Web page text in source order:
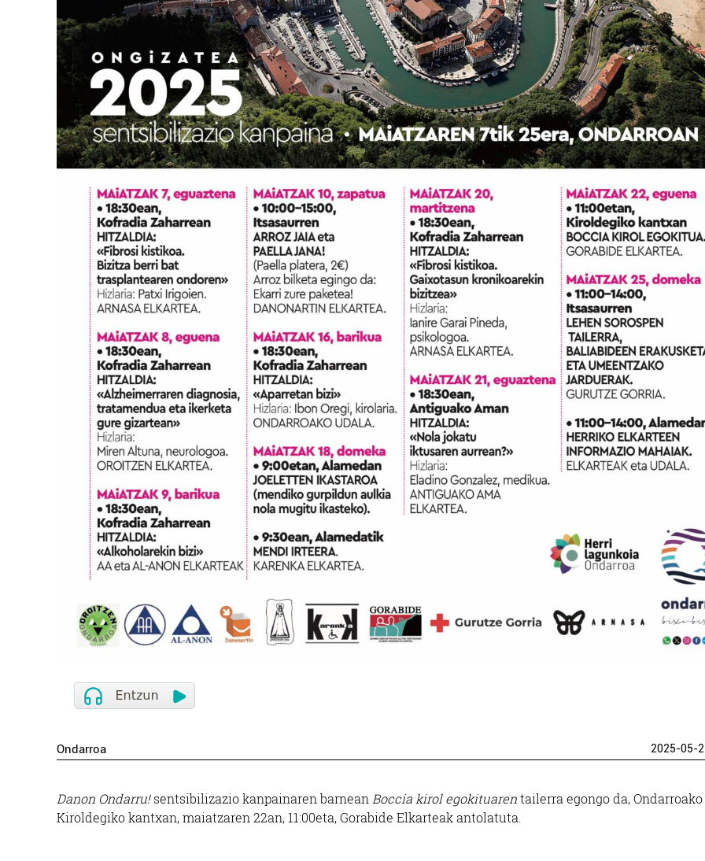
Ondarroa 2025-05-
Danon Ondarru!sentsibilizazio kanpainaren barneanBoccia kirol egokituarentailerra egongo da, Ondarroako
Kiroldegiko kantxan, maiatzaren 22an, 11:00eta, Gorabide Elkarteak antolatuta.